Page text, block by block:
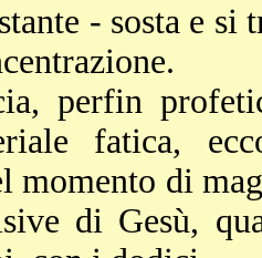
- sosta e si
perfin
fatica,
momento di
di Gesù,